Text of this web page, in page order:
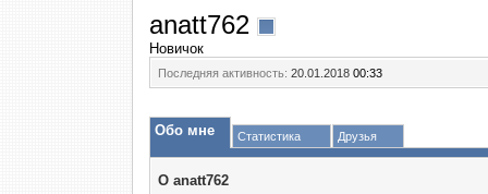
anatt762
Новичок
Последняя активность: 20.01.2018 00:33
Обо мне Статистика Друзья
О anatt762